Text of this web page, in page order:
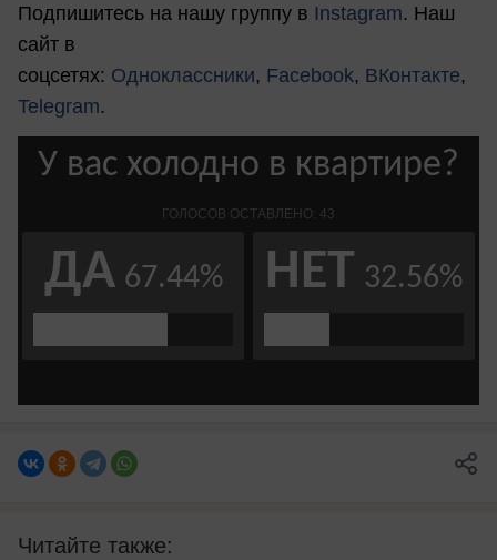
Подпишитесь на нашу группу в Instagram. Наш
сайт в
соцсетях: Одноклассники, Facebook, ВКонтакте,
Telegram.
Читайте также: